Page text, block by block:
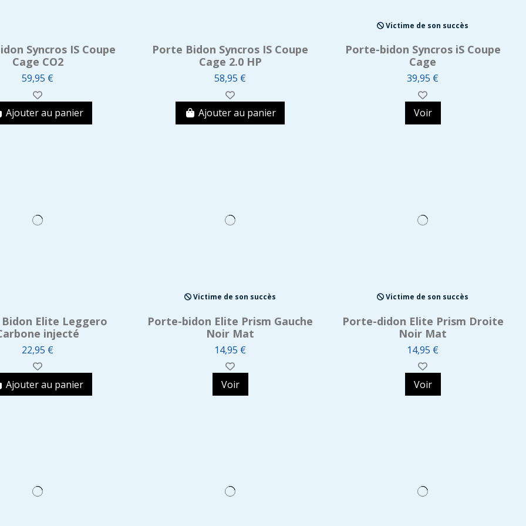
Syncros IS Coupe
Cage CO2
59,95 €
Ajouter au panier
Porte Bidon Syncros IS Coupe
Cage 2.0 HP
58,95 €
Ajouter au panier
Victime de son succès
Porte-bidon Syncros iS Coupe
Cage
39,95 €
Voir
Elite Leggero
injecté
22,95 €
Ajouter au panier
Victime de son succès
Porte-bidon Elite Prism Gauche
Noir Mat
14,95 €
Voir
Victime de son succès
Porte-didon Elite Prism Droite
Noir Mat
14,95 €
Voir